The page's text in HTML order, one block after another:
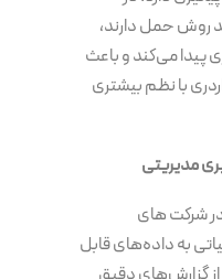
روش حمل دارند،
پیدا می‌کند و باعث
با نظم بیشتری
مدیریتی
در شرکت های
به داده‌های قابل